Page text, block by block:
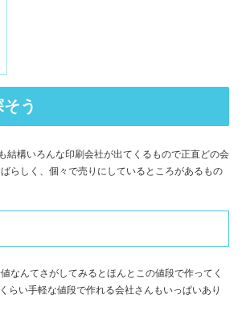
う
結構いろんな印刷会社が出てくるもので正直どの会
らしく、個々で売りにしているところがあるもの
なんてさがしてみるとほんとこの値段で作ってく
い手軽な値段で作れる会社さんもいっぱいあり